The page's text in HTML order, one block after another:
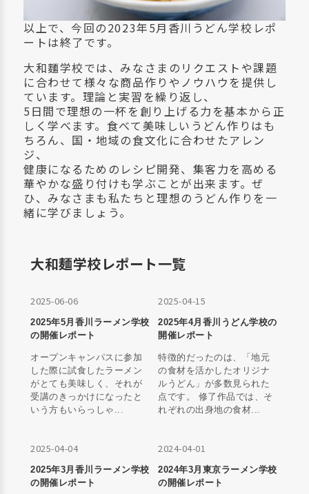
以上で、今回の2023年5月香川うどん学校レポ
ートは終了です。
大和麵学校では、みなさまのリクエストや課題
に合わせて様々な商品作りやノウハウを提供し
ています。理論と実習を繰り返し、
5日間で理想の一杯を創り上げる力を基本から正
しく学べます。食べて美味しいうどん作りはも
ちろん、国・地域の食文化に合わせたアレン
ジ、
健康になるためのレシピ開発、集客力を高める
華やかな盛り付けも学ぶことが出来ます。ぜ
ひ、みなさまも私たちと理想のうどん作りを一
緒に学びましょう。
大和麺学校レポート一覧
2025-06-06
2025年5月香川ラーメン学校
の開催レポート
オープンキャンパスに参加
した際に試食したラーメン
がとても美味しく、それが
受講のきっかけになったと
いう方もいらっしゃ...
2025-04-15
2025年4月香川うどん学校の
開催レポート
特徴的だったのは、「地元
の食材を活かしたオリジナ
ルうどん」が多数見られた
点です。 修了作品では、そ
れぞれの出身地の食材...
2025-04-04
2025年3月香川ラーメン学校
の開催レポート
2024-04-01
2024年3月東京ラーメン学校
の開催レポート